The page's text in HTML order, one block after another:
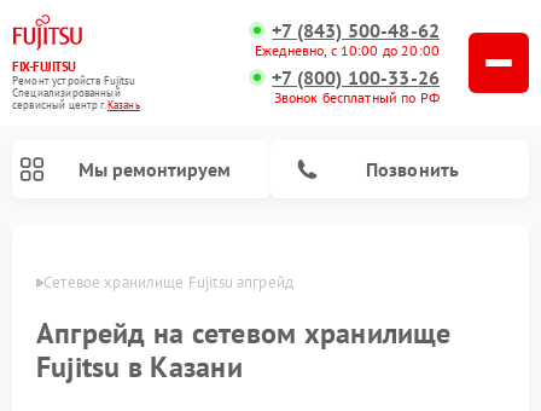
FIX-FUJITSU
Ремонт устройств Fujitsu
Специализированный
cервисный центр г.Казань
+7 (843) 500-48-62
Ежедневно, с 10:00 до 20:00
+7 (800) 100-33-26
Звонок бесплатный по РФ
Мы ремонтируем Позвонить
Сетевое хранилище Fujitsu апгрейд
Апгрейд на сетевом хранилище
Fujitsu в Казани